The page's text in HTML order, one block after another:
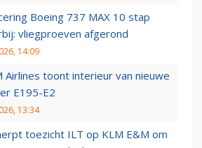
Boeing 737 MAX 10 stap
vliegproeven afgerond
14:09
Airlines toont interieur van nieuwe
E195-E2
13:34
toezicht ILT op KLM E&M om